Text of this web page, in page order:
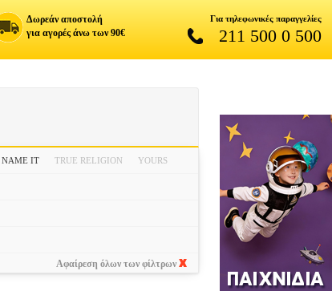
Δωρεάν αποστολή
για αγορές άνω των 90€
Για τηλεφωνικές παραγγελίες
211 500 0 500
NAME IT TRUE RELIGION YOURS
Αφαίρεση όλων των φίλτρων